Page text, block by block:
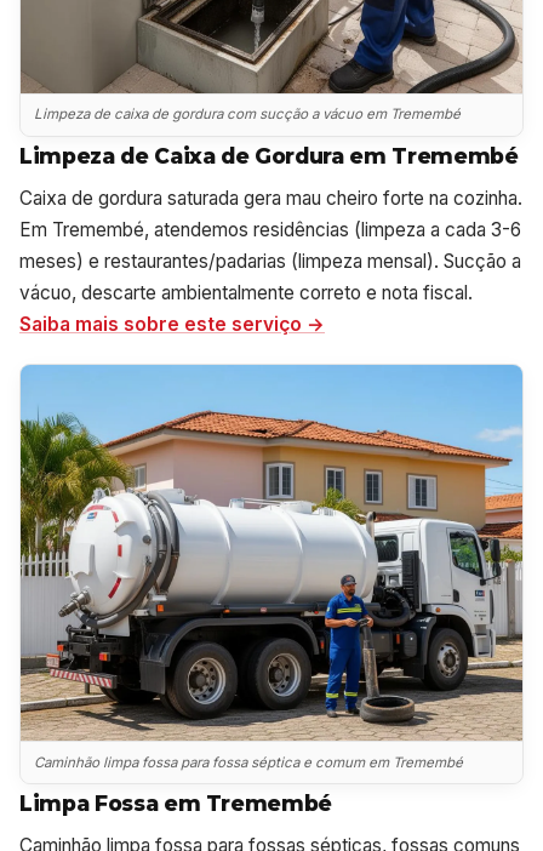
Limpeza de caixa de gordura com sucção a vácuo em Tremembé
Limpeza de Caixa de Gordura em Tremembé
Caixa de gordura saturada gera mau cheiro forte na cozinha.
Em Tremembé, atendemos residências (limpeza a cada 3-6
meses) e restaurantes/padarias (limpeza mensal). Sucção a
vácuo, descarte ambientalmente correto e nota fiscal.
Saiba mais sobre este serviço →
Caminhão limpa fossa para fossa séptica e comum em Tremembé
Limpa Fossa em Tremembé
Caminhão limpa fossa para fossas sépticas, fossas comuns